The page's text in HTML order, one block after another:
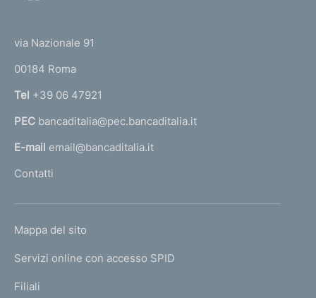
r
n
a
l
'
m
e
a
via Nazionale 91
00184 Roma
Tel +39 06 47921
PEC bancaditalia@pec.bancaditalia.it
E-mail email@bancaditalia.it
Contatti
L
N
K
Mappa del sito
Servizi online con accesso SPID
Filiali